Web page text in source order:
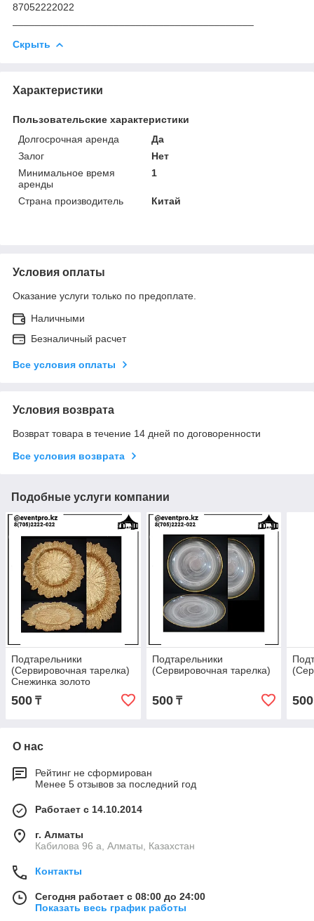
87052222022
Скрыть
Характеристики
Пользовательские характеристики
Долгосрочная аренда
Да
Залог
Нет
Минимальное время
аренды
1
Страна производитель Китай
Условия оплаты
Оказание услуги только по предоплате.
Наличными
Безналичный расчет
Все условия оплаты
Условия возврата
Возврат товара в течение 14 дней по договоренности
Все условия возврата
Подобные услуги компании
Подтарельники
(Сервировочная тарелка)
Снежинка золото
500 ₸
Подтарельники
(Сервировочная тарелка)
500₸ 500
О нас
Рейтинг не сформирован
Менее 5 отзывов за последний год
Работает с 14.10.2014
г. Алматы
Кабилова 96 а, Алматы, Казахстан
Контакты
Сегодня работает с 08:00 до 24:00
Показать весь график работы